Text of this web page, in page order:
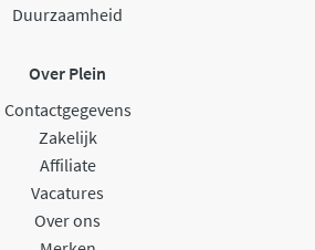
Duurzaamheid
Over Plein
Contactgegevens
Zakelijk
Affiliate
Vacatures
Over ons